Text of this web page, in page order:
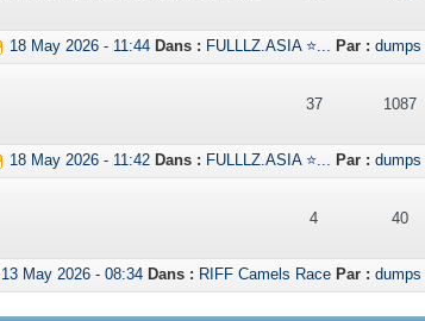
18 May 2026 - 11:44 Dans : FULLLZ.ASIA ⭐... Par : dumps
37 1087
18 May 2026 - 11:42 Dans : FULLLZ.ASIA ⭐... Par : dumps
4 40
13 May 2026 - 08:34 Dans : RIFF Camels Race Par : dumps